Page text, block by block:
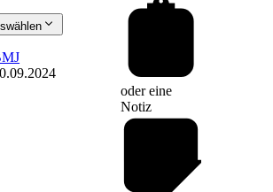
oder eine
Notiz